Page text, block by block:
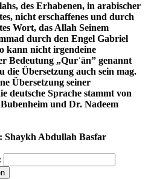
des Erhabenen, in arabischer
nicht erschaffenes und durch
Wort, das Allah Seinem
durch den Engel Gabriel
kann nicht irgendeine
Bedeutung „Qurʾān” genannt
die Übersetzung auch sein mag.
Übersetzung seiner
deutsche Sprache stammt von
und Dr. Nadeem
Shaykh Abdullah Basfar